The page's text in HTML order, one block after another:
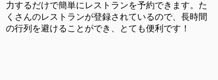
力するだけで簡単にレストランを予約できます。た
くさんのレストランが登録されているので、長時間
の行列を避けることができ、とても便利です！